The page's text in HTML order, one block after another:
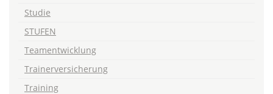
Studie
STUFEN
Teamentwicklung
Trainerversicherung
Training